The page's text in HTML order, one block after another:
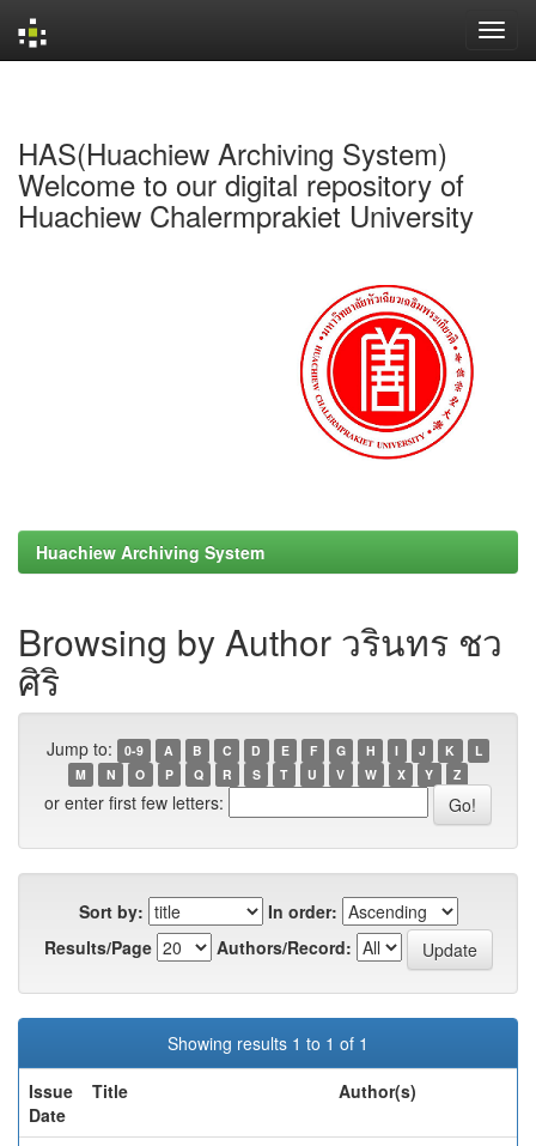
HAS(Huachiew Archiving System)
Welcome to our digital repository of
Huachiew Chalermprakiet University
Huachiew Archiving System
Browsing by Author วรินทร ชว
ศิริ
Jump to: 0-9 A B C D E F G H I J K
L
M
N O P Q R S T U V W X Y Z
or enter first few letters:
Sort by:
In order:
Results/Page
Authors/Record:
Showing results 1 to 1 of 1
Issue
Date
Title Author(s)